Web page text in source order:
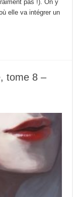
pas !). On y
elle va intégrer un
tome 8 –